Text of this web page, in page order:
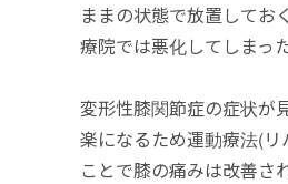
ままの状態で放置してお
療院では悪化してしまっ
変形性膝関節症の症状が
楽になるため運動療法(
ことで膝の痛みは改善さ